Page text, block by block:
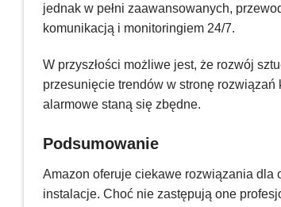
jednak w pełni zaawansowanych,
komunikacją i monitoringiem 24/7.
W przyszłości możliwe jest, że rozwój
przesunięcie trendów w stronę
alarmowe staną się zbędne.
Podsumowanie
Amazon oferuje ciekawe rozwiązania dla
instalacje. Choć nie zastępują one